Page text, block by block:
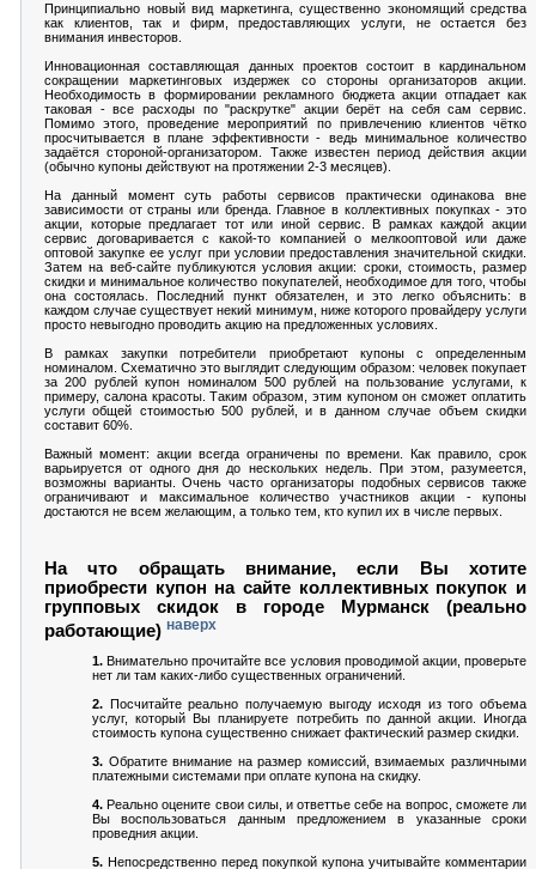
Принципиально новый вид маркетинга, существенно экономящий средства
как клиентов, так и фирм, предоставляющих услуги, не остается без
внимания инвесторов.
Инновационная составляющая данных проектов состоит в кардинальном
сокращении маркетинговых издержек со стороны организаторов акции.
Необходимость в формировании рекламного бюджета акции отпадает как
таковая - все расходы по "раскрутке" акции берёт на себя сам сервис.
Помимо этого, проведение мероприятий по привлечению клиентов чётко
просчитывается в плане эффективности - ведь минимальное количество
задаётся стороной-организатором. Также известен период действия акции
(обычно купоны действуют на протяжении 2-3 месяцев).
На данный момент суть работы сервисов практически одинакова вне
зависимости от страны или бренда. Главное в коллективных покупках - это
акции, которые предлагает тот или иной сервис. В рамках каждой акции
сервис договаривается с какой-то компанией о мелкооптовой или даже
оптовой закупке ее услуг при условии предоставления значительной скидки.
Затем на веб-сайте публикуются условия акции: сроки, стоимость, размер
скидки и минимальное количество покупателей, необходимое для того, чтобы
она состоялась. Последний пункт обязателен, и это легко объяснить: в
каждом случае существует некий минимум, ниже которого провайдеру услуги
просто невыгодно проводить акцию на предложенных условиях.
В рамках закупки потребители приобретают купоны с определенным
номиналом. Схематично это выглядит следующим образом: человек покупает
за 200 рублей купон номиналом 500 рублей на пользование услугами, к
примеру, салона красоты. Таким образом, этим купоном он сможет оплатить
услуги общей стоимостью 500 рублей, и в данном случае объем скидки
составит 60%.
Важный момент: акции всегда ограничены по времени. Как правило, срок
варьируется от одного дня до нескольких недель. При этом, разумеется,
возможны варианты. Очень часто организаторы подобных сервисов также
ограничивают и максимальное количество участников акции - купоны
достаются не всем желающим, а только тем, кто купил их в числе первых.
На что обращать внимание, если Вы хотите
приобрести купон на сайте коллективных покупок и
групповых скидок в городе Мурманск (реально
работающие) наверх
1. Внимательно прочитайте все условия проводимой акции, проверьте
нет ли там каких-либо существенных ограничений.
2. Посчитайте реально получаемую выгоду исходя из того объема
услуг, который Вы планируете потребить по данной акции. Иногда
стоимость купона существенно снижает фактический размер скидки.
3. Обратите внимание на размер комиссий, взимаемых различными
платежными системами при оплате купона на скидку.
4. Реально оцените свои силы, и ответтье себе на вопрос, сможете ли
Вы воспользоваться данным предложением в указанные сроки
проведния акции.
5. Непосредственно перед покупкой купона учитывайте комментарии